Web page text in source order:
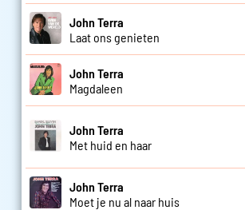
John Terra
Laat ons genieten
John Terra
Magdaleen
John Terra
Met huid en haar
John Terra
Moet je nu al naar huis